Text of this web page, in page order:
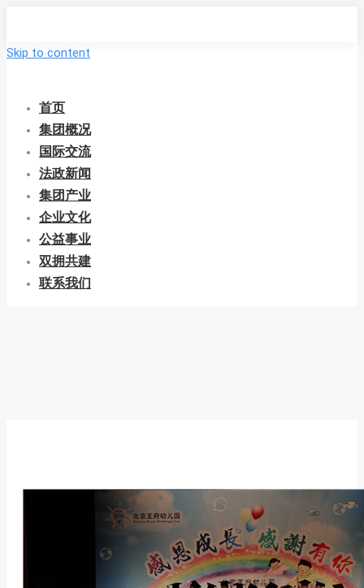
Skip to content
首页
集团概况
国际交流
法政新闻
集团产业
企业文化
公益事业
双拥共建
联系我们